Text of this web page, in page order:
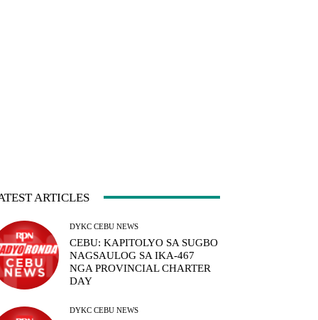
ARTICLES
DYKC CEBU NEWS
CEBU: KAPITOLYO SA SUGBO
NAGSAULOG SA IKA-467
NGA PROVINCIAL CHARTER
DAY
DYKC CEBU NEWS